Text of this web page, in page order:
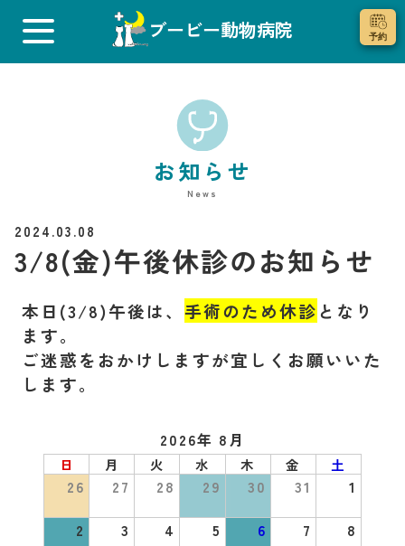
ブービー動物病院
お知らせ
News
2024.03.08
3/8(金)午後休診のお知らせ
本日(3/8)午後は、 手術のため休診となり
ます。
ご迷惑をおかけしますが宜しくお願いいた
します。
2026年 8月
日 月 火 水 木 金 土
26 27 28 29 30 31
1
2
3 4 5 6 7
8